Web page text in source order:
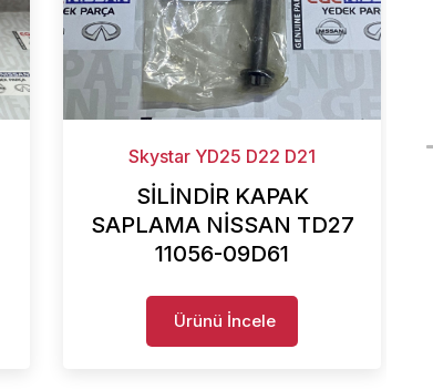
Skystar YD25 D22 D21
SİLİNDİR KAPAK
SAPLAMA NİSSAN TD27
11056-09D61
Ürünü İncele